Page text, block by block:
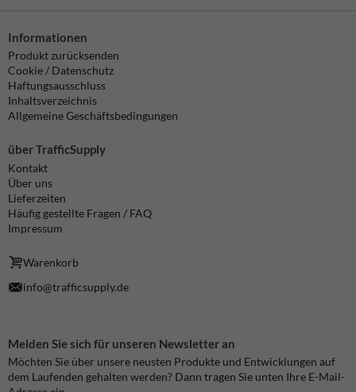
Informationen
Produkt zurücksenden
Cookie / Datenschutz
Haftungsausschluss
Inhaltsverzeichnis
Allgemeine Geschäftsbedingungen
über TrafficSupply
Kontakt
Über uns
Lieferzeiten
Häufig gestellte Fragen / FAQ
Impressum
Warenkorb
info@trafficsupply.de
Melden Sie sich für unseren Newsletter an
Möchten Sie über unsere neusten Produkte und Entwicklungen auf
dem Laufenden gehalten werden? Dann tragen Sie unten Ihre E-Mail-